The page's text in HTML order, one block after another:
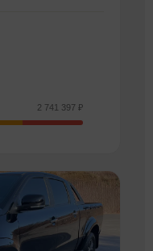
2 741 397 ₽